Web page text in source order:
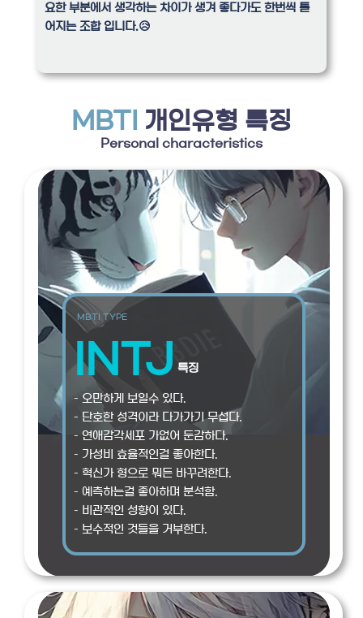
요한 부분에서 생각하는 차이가 생겨 좋다가도 한번씩 틀
어지는 조합 입니다.😥
MBTI 개인유형 특징
Personal characteristics
MBTI TYPE
INTJ 특징
– 오만하게 보일수 있다.
– 단호한 성격이라 다가가기 무섭다.
– 연애감각세포 가없어 둔감하다.
– 가성비 효율적인걸 좋아한다.
– 혁신가 형으로 뭐든 바꾸려한다.
– 예측하는걸 좋아하며 분석함.
– 비관적인 성향이 있다.
– 보수적인 것들을 거부한다.